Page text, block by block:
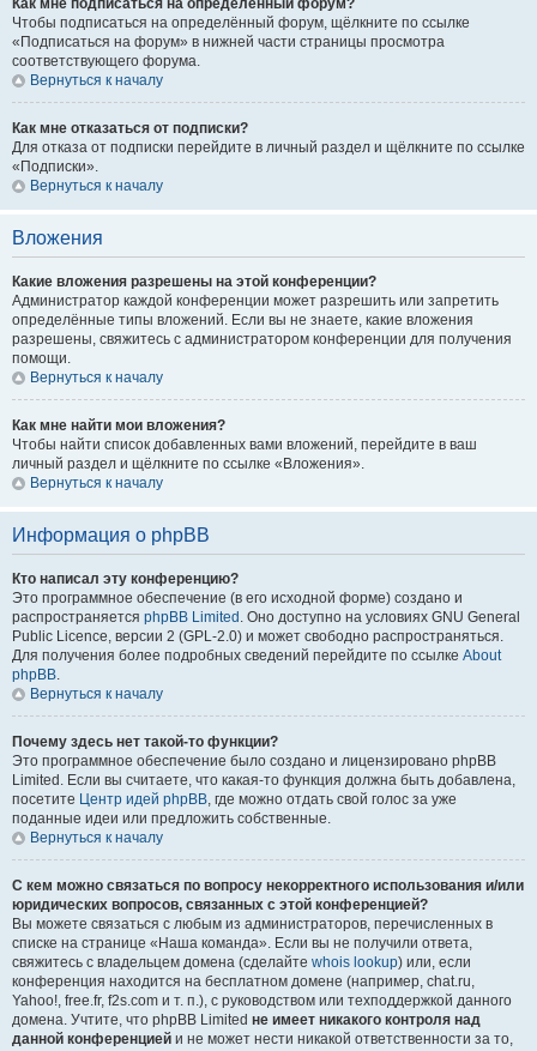
Как мне подписаться на определённый форум?
Чтобы подписаться на определённый форум, щёлкните по ссылке
«Подписаться на форум» в нижней части страницы просмотра
соответствующего форума.
Вернуться к началу
Как мне отказаться от подписки?
Для отказа от подписки перейдите в личный раздел и щёлкните по ссылке
«Подписки».
Вернуться к началу
Вложения
Какие вложения разрешены на этой конференции?
Администратор каждой конференции может разрешить или запретить
определённые типы вложений. Если вы не знаете, какие вложения
разрешены, свяжитесь с администратором конференции для получения
помощи.
Вернуться к началу
Как мне найти мои вложения?
Чтобы найти список добавленных вами вложений, перейдите в ваш
личный раздел и щёлкните по ссылке «Вложения».
Вернуться к началу
Информация о phpBB
Кто написал эту конференцию?
Это программное обеспечение (в его исходной форме) создано и
распространяется phpBB Limited . Оно доступно на условиях GNU General
Public Licence, версии 2 (GPL-2.0) и может свободно распространяться.
Для получения более подробных сведений перейдите по ссылке About
phpBB.
Вернуться к началу
Почему здесь нет такой-то функции?
Это программное обеспечение было создано и лицензировано phpBB
Limited. Если вы считаете, что какая-то функция должна быть добавлена,
посетите Центр идей phpBB, где можно отдать свой голос за уже
поданные идеи или предложить собственные.
Вернуться к началу
С кем можно связаться по вопросу некорректного использования и/или
юридических вопросов, связанных с этой конференцией?
Вы можете связаться с любым из администраторов, перечисленных в
списке на странице «Наша команда». Если вы не получили ответа,
свяжитесь с владельцем домена (сделайте whois lookup) или, если
конференция находится на бесплатном домене (например, chat.ru,
Yahoo!, free.fr, f2s.com и т. п.), с руководством или техподдержкой данного
домена. Учтите, что phpBB Limited не имеет никакого контроля над
данной конференцией и не может нести никакой ответственности за то,